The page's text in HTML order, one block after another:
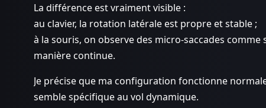
La différence est vraiment visible :
au clavier, la rotation latérale est propre et stable ;
à la souris, on observe des micro-saccades
manière continue.
Je précise que ma configuration fonctionne
semble spécifique au vol dynamique.